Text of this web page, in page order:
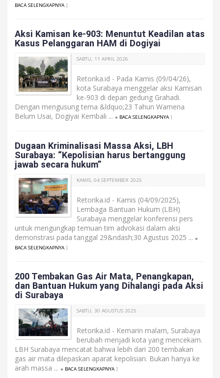
BACA SELENGKAPNYA ]
Aksi Kamisan ke-903: Menuntut Keadilan atas
Kasus Pelanggaran HAM di Dogiyai
SABTU, 11 APRIL 2026
Retorika.id - Pada Kamis (09/04/26),
kota Surabaya menggelar aksi Kamisan
ke-903 di depan gedung Grahadi.
Dengan mengusung tema &ldquo;23 Tahun Wamena
Belum Usai, Dogiyai Kembali ... » BACA SELENGKAPNYA ]
Dugaan Kriminalisasi Massa Aksi, LBH
Surabaya: “Kepolisian harus bertanggung
jawab secara hukum”
KAMIS, 04 SEPTEMBER 2025
Retorika.id - Kamis (04/09/2025),
Lembaga Bantuan Hukum (LBH)
Surabaya menggelar konferensi pers
untuk mengungkap temuan tim advokasi dalam aksi
demonstrasi pada tanggal 29&ndash;30 Agustus 2025 ... »
BACA SELENGKAPNYA ]
200 Tembakan Gas Air Mata, Penangkapan,
dan Bantuan Hukum yang Dihalangi pada Aksi
di Surabaya
SABTU, 30 AGUSTUS 2025
Retorika.id - Kemarin malam, Surabaya
berubah menjadi kota yang mencekam.
LBH Surabaya mencatat bahwa lebih dari 200 tembakan
gas air mata dilepaskan aparat kepolisian. Bukan hanya ke
arah massa ... » BACA SELENGKAPNYA ]